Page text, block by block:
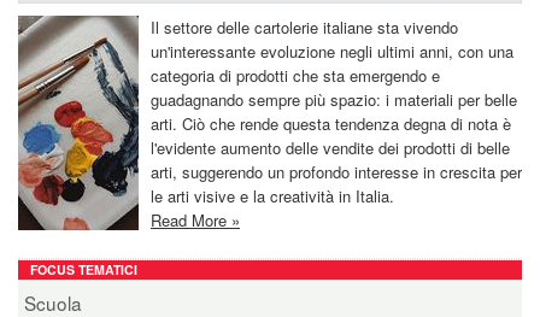
Il settore delle cartolerie italiane sta vivendo
un'interessante evoluzione negli ultimi anni, con una
categoria di prodotti che sta emergendo e
guadagnando sempre più spazio: i materiali per belle
arti. Ciò che rende questa tendenza degna di nota è
l'evidente aumento delle vendite dei prodotti di belle
arti, suggerendo un profondo interesse in crescita per
le arti visive e la creatività in Italia.
Read More »
FOCUS TEMATICI
Scuola